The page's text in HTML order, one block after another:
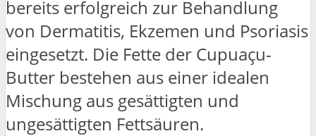
bereits erfolgreich zur Behandlung
von Dermatitis, Ekzemen und Psoriasis
eingesetzt. Die Fette der Cupuaçu-
Butter bestehen aus einer idealen
Mischung aus gesättigten und
ungesättigten Fettsäuren.